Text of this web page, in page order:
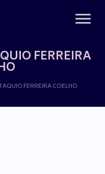
FERREIRA
FERREIRA COELHO